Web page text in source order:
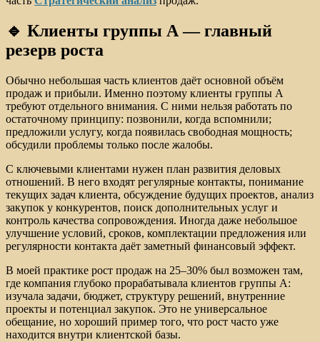
🔹 Клиенты группы А — главный
резерв роста
Обычно небольшая часть клиентов даёт основной объём
продаж и прибыли. Именно поэтому клиенты группы А
требуют отдельного внимания. С ними нельзя работать по
остаточному принципу: позвонили, когда вспомнили;
предложили услугу, когда появилась свободная мощность;
обсудили проблемы только после жалобы.
С ключевыми клиентами нужен план развития деловых
отношений. В него входят регулярные контакты, понимание
текущих задач клиента, обсуждение будущих проектов, анализ
закупок у конкурентов, поиск дополнительных услуг и
контроль качества сопровождения. Иногда даже небольшое
улучшение условий, сроков, комплектации предложения или
регулярности контакта даёт заметный финансовый эффект.
В моей практике рост продаж на 25–30% был возможен там,
где компания глубоко прорабатывала клиентов группы А:
изучала задачи, бюджет, структуру решений, внутренние
проекты и потенциал закупок. Это не универсальное
обещание, но хороший пример того, что рост часто уже
находится внутри клиентской базы.